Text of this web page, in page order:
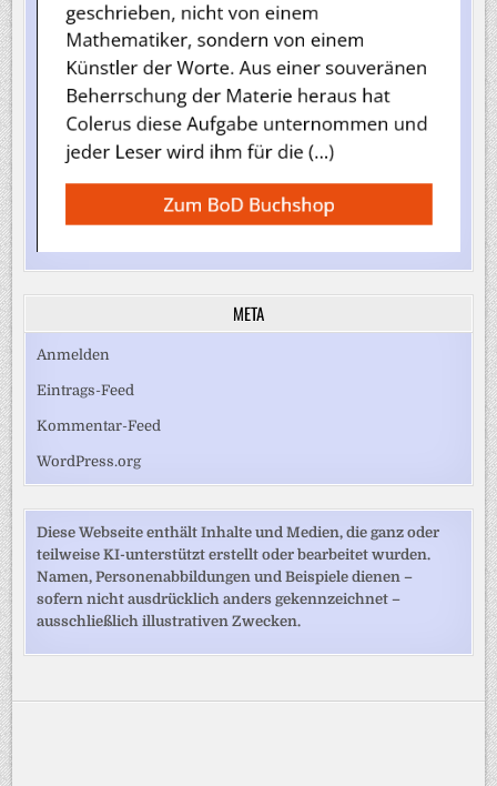
META
Anmelden
Eintrags-Feed
Kommentar-Feed
WordPress.org
Diese Webseite enthält Inhalte und Medien, die ganz oder
teilweise KI-unterstützt erstellt oder bearbeitet wurden.
Namen, Personenabbildungen und Beispiele dienen –
sofern nicht ausdrücklich anders gekennzeichnet –
ausschließlich illustrativen Zwecken.